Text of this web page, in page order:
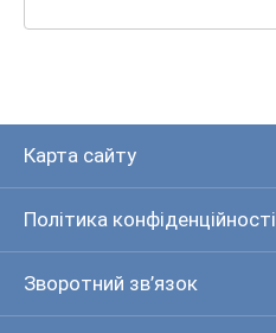
Карта сайту
Політика конфіденційності
Зворотний зв’язок